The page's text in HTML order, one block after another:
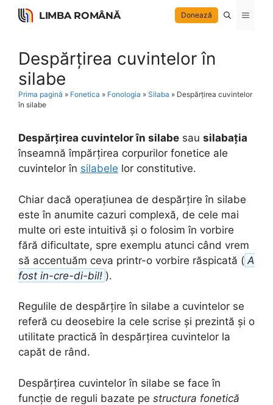
Skip
LIMBA ROMÂNĂ Donează Menu
Despărțirea cuvintelor în
silabe
Prima pagină » Fonetica » Fonologia » Silaba » Despărțirea cuvintelor
în silabe
Despărțirea cuvintelor în silabe sau silabația
înseamnă împărțirea corpurilor fonetice ale
cuvintelor în silabele lor constitutive.
Chiar dacă operațiunea de despărțire în silabe
este în anumite cazuri complexă, de cele mai
multe ori este intuitivă și o folosim în vorbire
fără dificultate, spre exemplu atunci când vrem
să accentuăm ceva printr-o vorbire răspicată ( A
fost in-cre-di-bil! ).
Regulile de despărțire în silabe a cuvintelor se
referă cu deosebire la cele scrise și prezintă și o
utilitate practică în despărțirea cuvintelor la
capăt de rând.
Despărțirea cuvintelor în silabe se face în
funcție de reguli bazate pe structura fonetică